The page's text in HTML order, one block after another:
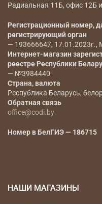
Радиальная 11Б, офис 12Б
Регистрационный номер,
регистрирующий орган
— 193666647, 17.01.2023г.,
Интернет-магазин
реестре Республики
— №3984440
Страна, валюта
Республика Беларусь,
Обратная связь
office@codi.by
Номер в БелГИЭ — 186715
НАШИ МАГАЗИНЫ